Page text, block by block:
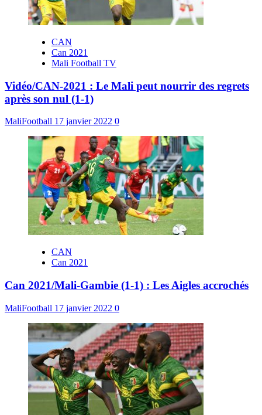
CAN
Can 2021
Mali Football TV
Vidéo/CAN-2021 : Le Mali peut nourrir des regrets
après son nul (1-1)
MaliFootball 17 janvier 2022 0
CAN
Can 2021
Can 2021/Mali-Gambie (1-1) : Les Aigles accrochés
MaliFootball 17 janvier 2022 0